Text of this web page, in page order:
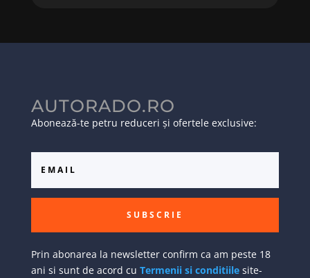
AUTORADO.RO
Abonează-te petru reduceri și ofertele exclusive:
SUBSCRIE
Prin abonarea la newsletter confirm ca am peste 18
ani si sunt de acord cu Termenii si conditiilesite-